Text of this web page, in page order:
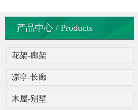
产品中心 / Products
花架-廊架
凉亭-长廊
木屋-别墅